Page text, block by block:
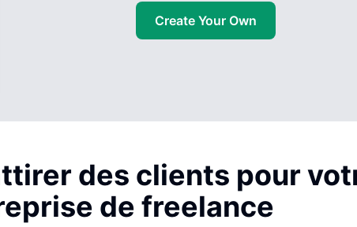
Create Your Own
des clients pour
de freelance